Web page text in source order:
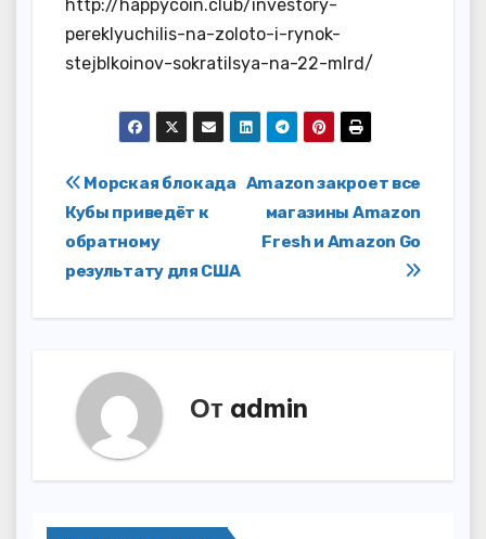
http://happycoin.club/investory-
pereklyuchilis-na-zoloto-i-rynok-
stejblkoinov-sokratilsya-na-22-mlrd/
Навигация
по
записям
Amazon закроет все
магазины Amazon
Fresh и Amazon Go
Морская блокада
Кубы приведёт к
обратному
результату для США
От admin